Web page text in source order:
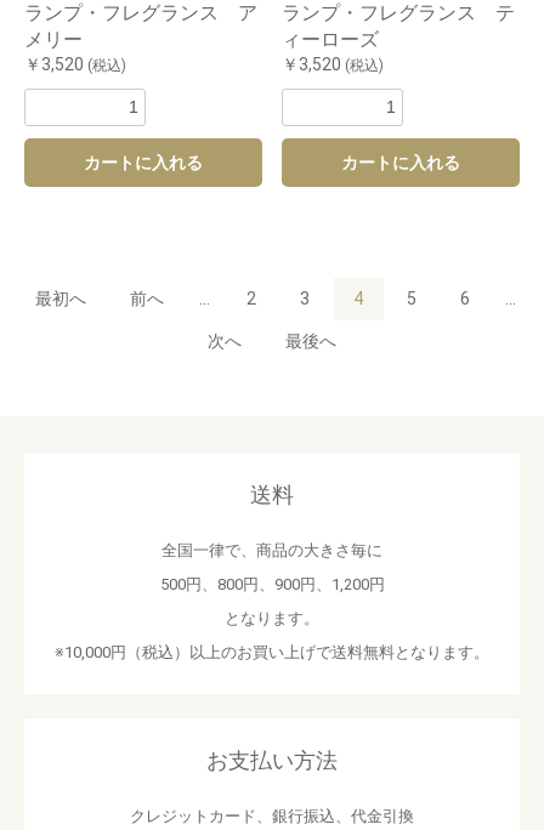
ランプ・フレグランス ア
メリー
￥3,520 (税込)
カートに入れる
ランプ・フレグランス テ
ィーローズ
￥3,520 (税込)
カートに入れる
最初へ 前へ 2 3 4 5 6
次へ 最後へ
送料
全国一律で、商品の大きさ毎に
500円、800円、900円、1,200円
となります。
※10,000円（税込）以上のお買い上げで送料無料となります。
お支払い方法
クレジットカード、銀行振込、代金引換